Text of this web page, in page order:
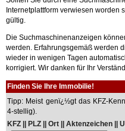
Internetplattform verwiesen worden
gültig.
Die Suchmaschinenanzeigen
werden. Erfahrungsgemäß werden
wieder in wenigen Tagen
korrigiert. Wir danken für Ihr
Finden Sie Ihre Immobilie!
Tipp: Meist genï¿½gt das KFZ-
4-stellig).
KFZ || PLZ || Ort || Aktenzeichen ||